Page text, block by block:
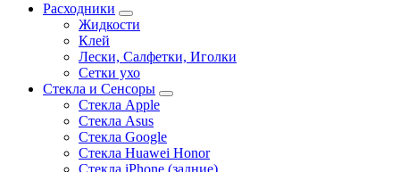
Расходники
Жидкости
Клей
Лески, Салфетки, Иголки
Сетки ухо
Стекла и Сенсоры
Стекла Apple
Стекла Asus
Стекла Google
Стекла Huawei Honor
Стекла iPhone (задние)